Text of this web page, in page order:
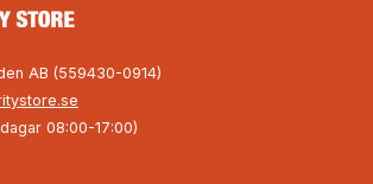
AB (559430-0914)
08:00-17:00)